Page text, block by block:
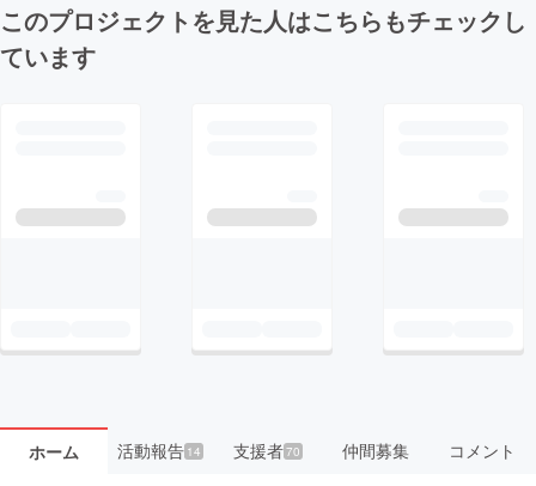
このプロジェクトを見た人はこちらもチェックし
ています
ホーム 活動報告14 支援者70 仲間募集 コメント